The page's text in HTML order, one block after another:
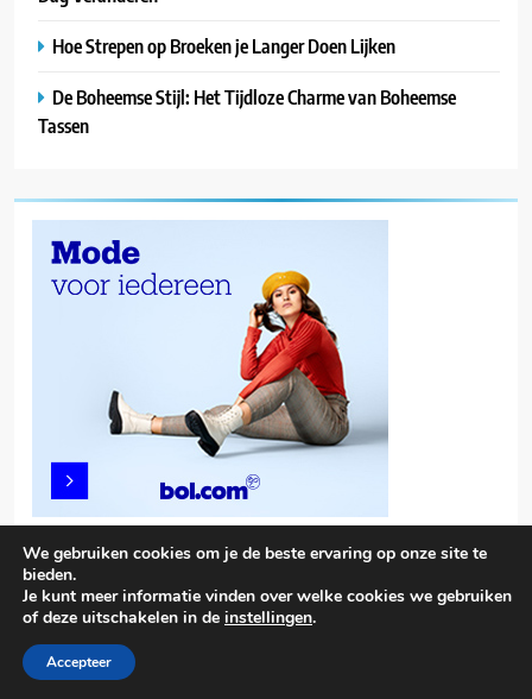
Hoe Strepen op Broeken je Langer Doen Lijken
De Boheemse Stijl: Het Tijdloze Charme van Boheemse
Tassen
Trendy News - News WordPress Theme. All Rights Reserved 2026.
We gebruiken cookies om je de beste ervaring op onze site te
bieden.
Je kunt meer informatie vinden over welke cookies we gebruiken
of deze uitschakelen in de instellingen.
Accepteer